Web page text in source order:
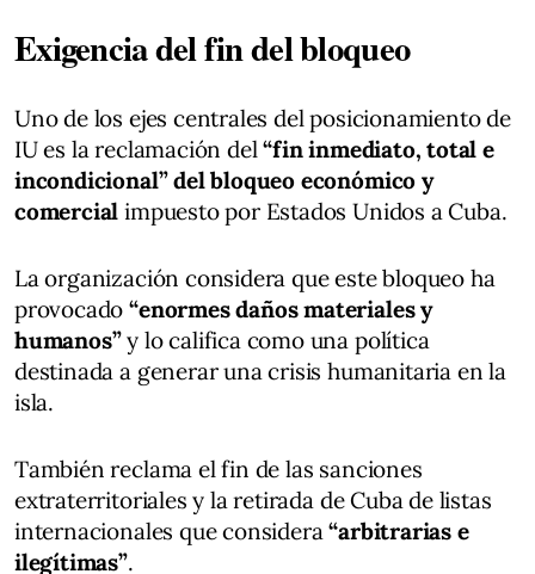
Exigencia del fin del bloqueo
Uno de los ejes centrales del posicionamiento de
IU es la reclamación del“fin inmediato, total e
incondicional” del bloqueo económico y
comercial impuesto por Estados Unidos a Cuba.
La organización considera que este bloqueo ha
provocado“enormes daños materiales y
humanos”y lo califica como una política
destinada a generar una crisis humanitaria en la
isla.
También reclama el fin de las sanciones
extraterritoriales y la retirada de Cuba de listas
internacionales que considera“arbitrarias e
ilegítimas”.